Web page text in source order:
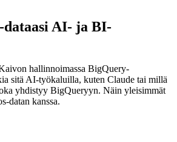
AI- ja BI-
hallinnoimassa BigQuery-
sitä AI-työkaluilla, kuten Claude tai millä
yhdistyy BigQueryyn. Näin yleisimmät
datan kanssa.